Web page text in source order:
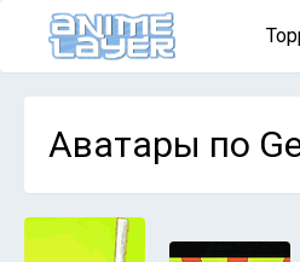
Аватары по